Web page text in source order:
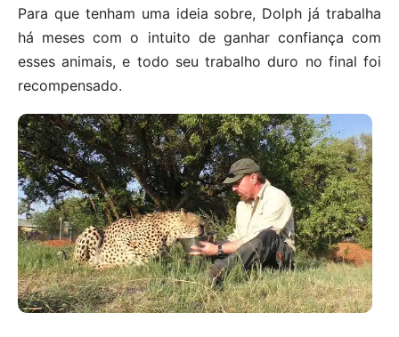
Para que tenham uma ideia sobre, Dolph já trabalha
há meses com o intuito de ganhar confiança com
esses animais, e todo seu trabalho duro no final foi
recompensado.